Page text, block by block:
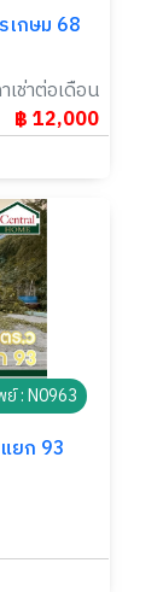
กษม 68
เช่าต่อเดือน
฿ 12,000
: N0963
ยก 93